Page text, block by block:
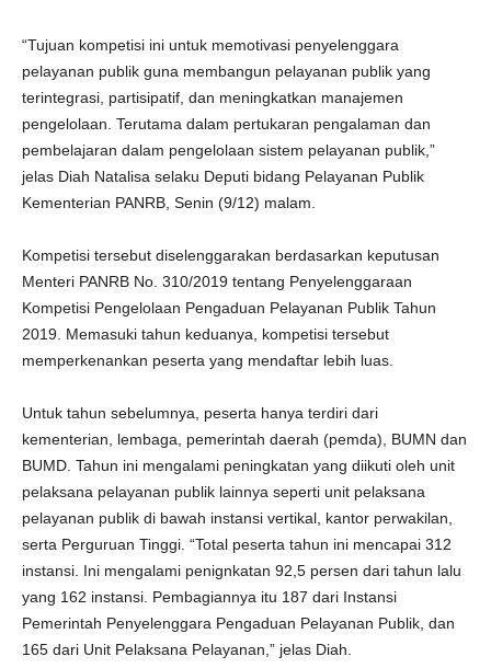
“Tujuan kompetisi ini untuk memotivasi penyelenggara
pelayanan publik guna membangun pelayanan publik yang
terintegrasi, partisipatif, dan meningkatkan manajemen
pengelolaan. Terutama dalam pertukaran pengalaman dan
pembelajaran dalam pengelolaan sistem pelayanan publik,”
jelas Diah Natalisa selaku Deputi bidang Pelayanan Publik
Kementerian PANRB, Senin (9/12) malam.
Kompetisi tersebut diselenggarakan berdasarkan keputusan
Menteri PANRB No. 310/2019 tentang Penyelenggaraan
Kompetisi Pengelolaan Pengaduan Pelayanan Publik Tahun
2019. Memasuki tahun keduanya, kompetisi tersebut
memperkenankan peserta yang mendaftar lebih luas.
Untuk tahun sebelumnya, peserta hanya terdiri dari
kementerian, lembaga, pemerintah daerah (pemda), BUMN dan
BUMD. Tahun ini mengalami peningkatan yang diikuti oleh unit
pelaksana pelayanan publik lainnya seperti unit pelaksana
pelayanan publik di bawah instansi vertikal, kantor perwakilan,
serta Perguruan Tinggi. “Total peserta tahun ini mencapai 312
instansi. Ini mengalami penignkatan 92,5 persen dari tahun lalu
yang 162 instansi. Pembagiannya itu 187 dari Instansi
Pemerintah Penyelenggara Pengaduan Pelayanan Publik, dan
165 dari Unit Pelaksana Pelayanan,” jelas Diah.